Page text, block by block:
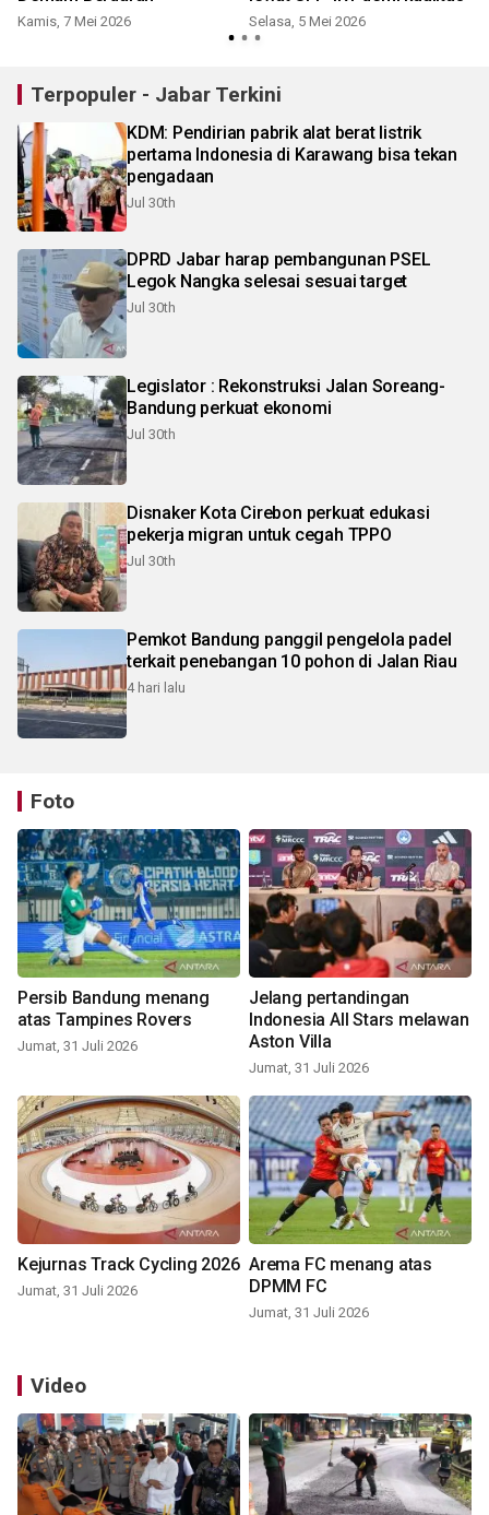
Kamis, 7 Mei 2026 Selasa, 5 Mei 2026
Terpopuler - Jabar Terkini
KDM: Pendirian pabrik alat berat listrik
pertama Indonesia di Karawang bisa tekan
pengadaan
Jul 30th
DPRD Jabar harap pembangunan PSEL
Legok Nangka selesai sesuai target
Jul 30th
Legislator : Rekonstruksi Jalan Soreang-
Bandung perkuat ekonomi
Jul 30th
Disnaker Kota Cirebon perkuat edukasi
pekerja migran untuk cegah TPPO
Jul 30th
Pemkot Bandung panggil pengelola padel
terkait penebangan 10 pohon di Jalan Riau
4 hari lalu
Foto
Persib Bandung menang
atas Tampines Rovers
Jumat, 31 Juli 2026
Jelang pertandingan
Indonesia All Stars melawan
Aston Villa
Jumat, 31 Juli 2026
Kejurnas Track Cycling 2026
Jumat, 31 Juli 2026
Arema FC menang atas
DPMM FC
Jumat, 31 Juli 2026
Video